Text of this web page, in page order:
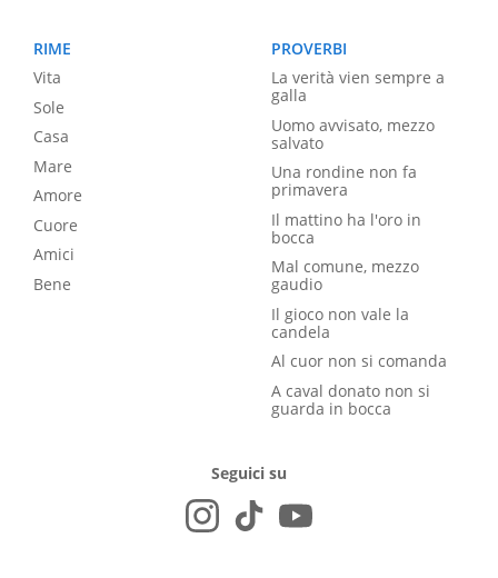
RIME
Vita
Sole
Casa
Mare
Amore
Cuore
Amici
Bene
PROVERBI
La verità vien sempre a
galla
Uomo avvisato, mezzo
salvato
Una rondine non fa
primavera
Il mattino ha l'oro in
bocca
Mal comune, mezzo
gaudio
Il gioco non vale la
candela
Al cuor non si comanda
A caval donato non si
guarda in bocca
Seguici su